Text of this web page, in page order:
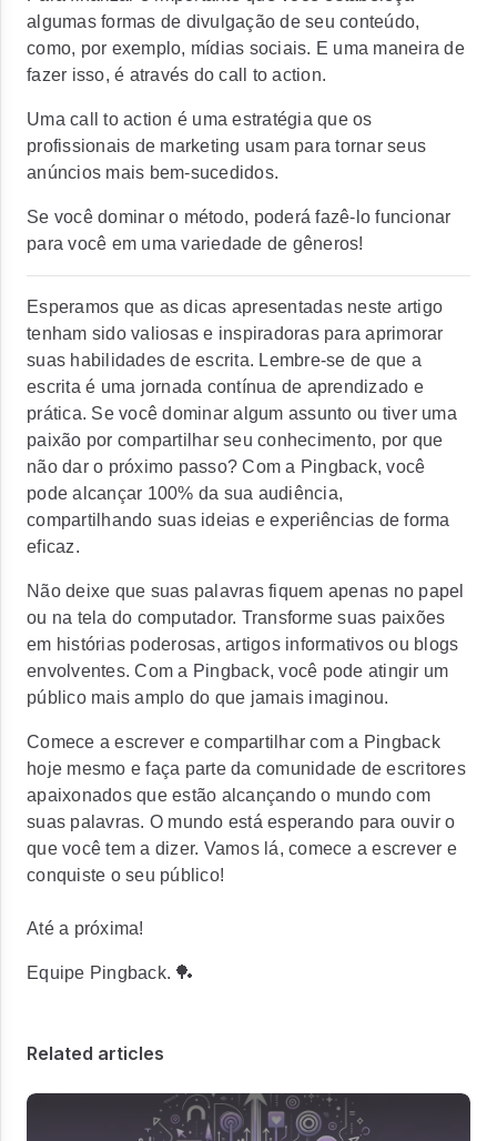
algumas formas de divulgação de seu conteúdo,
como, por exemplo, mídias sociais. E uma maneira de
fazer isso, é através do call to action.
Uma call to action é uma estratégia que os
profissionais de marketing usam para tornar seus
anúncios mais bem-sucedidos.
Se você dominar o método, poderá fazê-lo funcionar
para você em uma variedade de gêneros!
Esperamos que as dicas apresentadas neste artigo
tenham sido valiosas e inspiradoras para aprimorar
suas habilidades de escrita. Lembre-se de que a
escrita é uma jornada contínua de aprendizado e
prática. Se você dominar algum assunto ou tiver uma
paixão por compartilhar seu conhecimento, por que
não dar o próximo passo? Com a Pingback, você
pode alcançar 100% da sua audiência,
compartilhando suas ideias e experiências de forma
eficaz.
Não deixe que suas palavras fiquem apenas no papel
ou na tela do computador. Transforme suas paixões
em histórias poderosas, artigos informativos ou blogs
envolventes. Com a Pingback, você pode atingir um
público mais amplo do que jamais imaginou.
Comece a escrever e compartilhar com a Pingback
hoje mesmo e faça parte da comunidade de escritores
apaixonados que estão alcançando o mundo com
suas palavras. O mundo está esperando para ouvir o
que você tem a dizer. Vamos lá, comece a escrever e
conquiste o seu público!
Até a próxima!
Equipe Pingback. 🏓
Related articles